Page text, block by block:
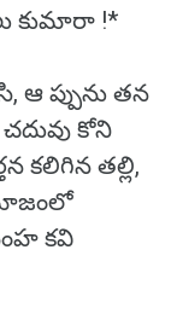
కుమారా !*
ఆ ప్పును తన
కోని
కలిగిన తల్లి,
కవి